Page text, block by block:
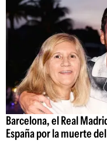
Barcelona, el Real
España por la muerte